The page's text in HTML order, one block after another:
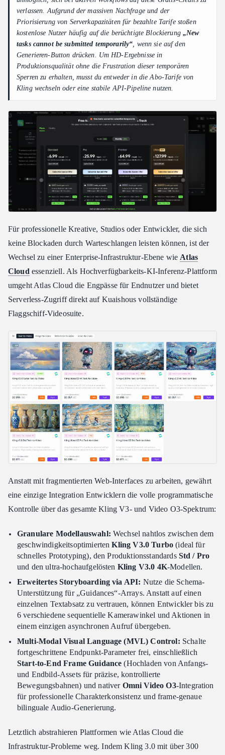
verlassen. Aufgrund der massiven Nachfrage und der
Priorisierung von Serverkapazitäten für bezahlte Tarife stoßen
kostenlose Nutzer häufig auf die berüchtigte Blockierung „New
tasks cannot be submitted temporarily“ , wenn sie auf den
Generieren-Button drücken. Um HD-Ergebnisse in
Produktionsqualität ohne die Frustration dieser temporären
Sperren zu erhalten, musst du entweder in die Abo-Tarife von
Kling wechseln oder eine stabile API-Pipeline nutzen.
Für professionelle Kreative, Studios oder Entwickler, die sich
keine Blockaden durch Warteschlangen leisten können, ist der
Wechsel zu einer Enterprise-Infrastruktur-Ebene wie Atlas
Cloud essenziell. Als Hochverfügbarkeits-KI-Inferenz-Plattform
umgeht Atlas Cloud die Engpässe für Endnutzer und bietet
Serverless-Zugriff direkt auf Kuaishous vollständige
Flaggschiff-Videosuite.
Anstatt mit fragmentierten Web-Interfaces zu arbeiten, gewährt
eine einzige Integration Entwicklern die volle programmatische
Kontrolle über das gesamte Kling V3- und Video O3-Spektrum:
Granulare Modellauswahl: Wechsel nahtlos zwischen dem
geschwindigkeitsoptimiertenKling V3.0 Turbo (ideal für
schnelles Prototyping), den Produktionsstandards Std / Pro
und den ultra-hochaufgelösten Kling V3.0 4K-Modellen.
Erweitertes Storyboarding via API: Nutze die Schema-
Unterstützung für „Guidances“-Arrays. Anstatt auf einen
einzelnen Textabsatz zu vertrauen, können Entwickler bis zu
6 verschiedene sequentielle Kamerawinkel und Aktionen in
einem einzigen asynchronen Aufruf übergeben.
Multi-Modal Visual Language (MVL) Control: Schalte
fortgeschrittene Endpunkt-Parameter frei, einschließlich
Start-to-End Frame Guidance (Hochladen von Anfangs-
und Endbild-Assets für präzise, kontrollierte
Bewegungsbahnen) und nativer Omni Video O3-Integration
für professionelle Charakterkonsistenz und frame-genaue
bilinguale Audio-Generierung.
Letztlich abstrahieren Plattformen wie Atlas Cloud die
Infrastruktur-Probleme weg. Indem Kling 3.0 mit über 300